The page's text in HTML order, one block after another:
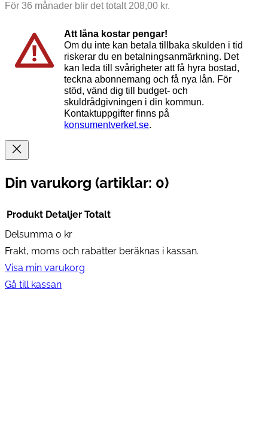
För 36 månader blir det totalt 208,00 kr.
Att låna kostar pengar!
Om du inte kan betala tillbaka skulden i tid
riskerar du en betalningsanmärkning. Det
kan leda till svårigheter att få hyra bostad,
teckna abonnemang och få nya lån. För
stöd, vänd dig till budget- och
skuldrådgivningen i din kommun.
Kontaktuppgifter finns på
konsumentverket.se.
Din varukorg (artiklar: 0)
Produkter
i
varukorg
Produkt Detaljer Totalt
Delsumma 0 kr
Frakt, moms och rabatter beräknas i kassan.
Visa min varukorg
Gå till kassan